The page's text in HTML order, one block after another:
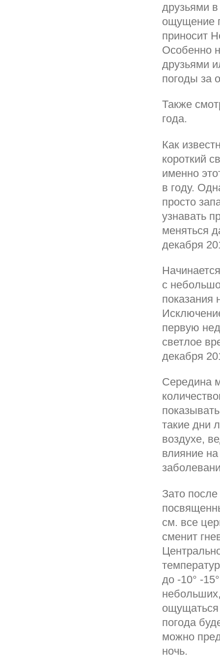
друзьями
ощущение
приносит
Особенно
друзьями
погоды за
Также
года.
Как
короткий
именно
в году.
просто
узнавать
меняться
декабря
с
показания
первую
светлое
декабря
Середина
такие дни
воздухе,
влияние
Зато
см. все
сменит
до -10° -
ощущаться
погода
можно
ночь.